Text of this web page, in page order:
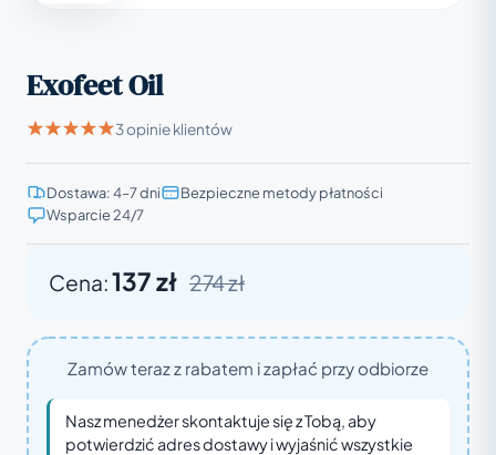
Exofeet Oil
3 opinie klientów
Dostawa: 4–7 dni
Bezpieczne metody płatności
Wsparcie 24/7
Cena:137 zł 274 zł
Zamów teraz z rabatem i zapłać przy odbiorze
Nasz menedżer skontaktuje się z Tobą, aby
potwierdzić adres dostawy i wyjaśnić wszystkie